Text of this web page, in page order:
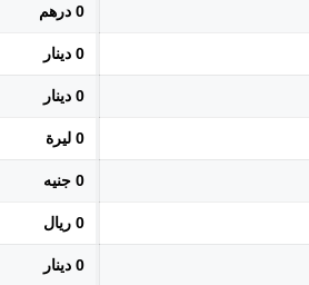
0 درهم
0 دينار
0 دينار
0 ليرة
0 جنيه
0 ريال
0 دينار